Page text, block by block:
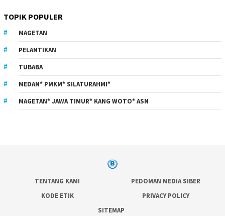
TOPIK POPULER
MAGETAN
PELANTIKAN
TUBABA
MEDAN* PMKM* SILATURAHMI*
MAGETAN* JAWA TIMUR* KANG WOTO* ASN
TENTANG KAMI
PEDOMAN MEDIA SIBER
KODE ETIK
PRIVACY POLICY
SITEMAP